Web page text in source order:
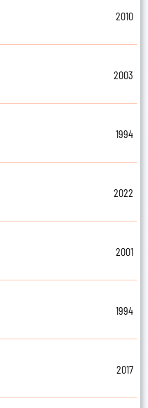
2010
2003
1994
2022
2001
1994
2017